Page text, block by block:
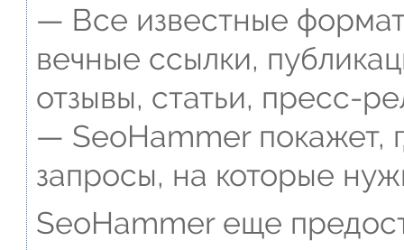
— Все известные
вечные ссылки,
отзывы, статьи, пресс-
— SeoHammer покажет,
запросы, на которые
SeoHammer еще